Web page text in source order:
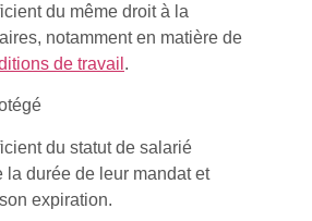
du même droit à la
notamment en matière de
de travail .
du statut de salarié
la durée de leur mandat et
expiration.